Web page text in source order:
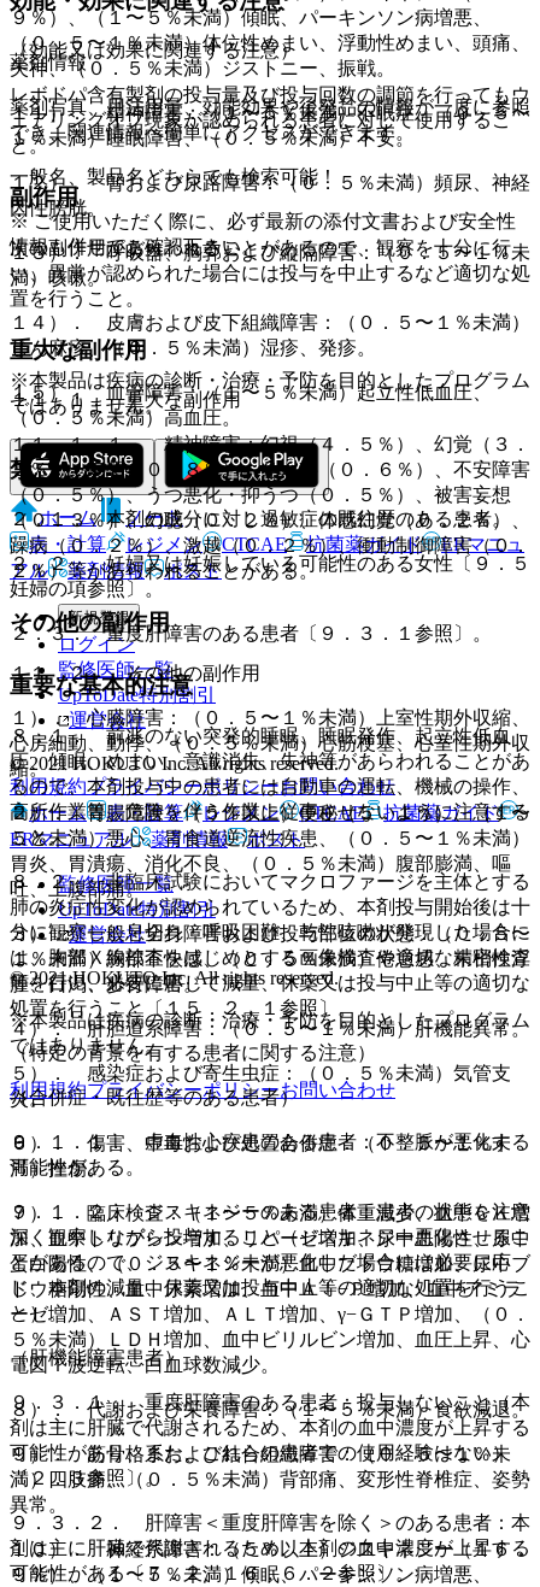
９％）、（１〜５％未満）傾眠、パーキンソン病増悪、
（０．５〜１％未満）体位性めまい、浮動性めまい、頭痛、
失神、（０．５％未満）ジストニー、振戦。
１１）． 精神障害：（１〜５％未満）不眠症、（０．５〜
１％未満）睡眠障害、（０．５％未満）不安。
１２）． 腎および尿路障害：（０．５％未満）頻尿、神経
因性膀胱。
１３）． 呼吸器、胸郭および縦隔障害：（０．５〜１％未
満）咳嗽。
１４）． 皮膚および皮下組織障害：（０．５〜１％未満）
じん麻疹、（０．５％未満）湿疹、発疹。
１５）． 血管障害：（１〜５％未満）起立性低血圧、
（０．５％未満）高血圧。
禁忌
２．１． 本剤の成分に対し過敏症の既往歴のある患者。
２．２． 妊婦又は妊娠している可能性のある女性〔９．５
妊婦の項参照〕。
２．３． 重度肝障害のある患者〔９．３．１参照〕。
重要な基本的注意
８．１． 前兆のない突発的睡眠、睡眠発作、起立性低血
圧、傾眠、めまい、意識消失、失神等があらわれることがあ
るので、本剤投与中の患者には自動車の運転、機械の操作、
高所作業等、危険を伴う作業に従事させないように注意する
こと。
８．２． 非臨床試験においてマクロファージを主体とする
肺の炎症性変化が認められているため、本剤投与開始後は十
分に観察し、息切れ・呼吸困難、乾性咳嗽が発現した場合に
は、胸部Ｘ線検査をはじめとする画像検査や適切な精密検査
等を行い、必要に応じて減量、休薬又は投与中止等の適切な
処置を行うこと〔１５．２．１参照〕。
（特定の背景を有する患者に関する注意）
（合併症・既往歴等のある患者）
９．１．１． 虚血性心疾患のある患者：不整脈が悪化する
可能性がある。
９．１．２． ジスキネジーのある患者：患者の状態を注意
深く観察しながら投与すること（ジスキネジー悪化させるこ
とがあるので、ジスキネジーが悪化した場合には必要に応
じ、本剤の減量、休薬又は投与中止等の適切な処置を行うこ
と）。
（肝機能障害患者）
９．３．１． 重度肝障害のある患者：投与しないこと（本
剤は主に肝臓で代謝されるため、本剤の血中濃度が上昇する
可能性があり、また、これらの患者での使用経験はない）
〔２．３参照〕。
９．３．２． 肝障害＜重度肝障害を除く＞のある患者：本
剤は主に肝臓で代謝されるため、本剤の血中濃度が上昇する
可能性がある〔７．２、１６．６．２参照〕。
（効能又は効果に関連する注意）
レボドパ含有製剤の投与量及び投与回数の調節を行ってもウ
ェアリングオフ現象が認められる患者に対して使用するこ
と。
副作用
次の副作用があらわれることがあるので、観察を十分に行
い、異常が認められた場合には投与を中止するなど適切な処
置を行うこと。
重大な副作用
１１．１． 重大な副作用
１１．１．１． 精神障害：幻視（４．５％）、幻覚（３．
２％）、妄想（０．８％）、せん妄（０．６％）、不安障害
（０．５％）、うつ悪化・抑うつ（０．５％）、被害妄想
（０．３％）、幻聴（０．２％）、体感幻覚（０．２％）、
躁病（０．２％）、激越（０．２％）、衝動制御障害（０．
２％）等があらわれることがある。
その他の副作用
１１．２． その他の副作用
１）． 心臓障害：（０．５〜１％未満）上室性期外収縮、
心房細動、動悸、（０．５％未満）心筋梗塞、心室性期外収
縮。
２）． 胃腸障害：（５％以上）便秘（５．１％）、（１〜
５％未満）悪心、胃食道逆流性疾患、（０．５〜１％未満）
胃炎、胃潰瘍、消化不良、（０．５％未満）腹部膨満、嘔
吐、上腹部痛。
３）． 一般・全身障害および投与部位の状態：（０．５〜
１％未満）胸部不快感、（０．５％未満）倦怠感、末梢性浮
腫、口渇、歩行障害。
４）． 肝胆道系障害：（０．５〜１％未満）肝機能異常。
５）． 感染症および寄生虫症：（０．５％未満）気管支
炎。
６）． 傷害、中毒および処置合併症：（０．５〜１％未
満）挫傷。
７）． 臨床検査：（１〜５％未満）体重減少、血中ＣＫ増
加、血中トリプシン増加、リパーゼ増加、尿中血陽性、尿中
蛋白陽性、（０．５〜１％未満）血中ブドウ糖増加、尿中ブ
ドウ糖陽性、血中尿素増加、血中Ａｌ−Ｐ増加、血中アミラ
ーゼ増加、ＡＳＴ増加、ＡＬＴ増加、γ−ＧＴＰ増加、（０．
５％未満）ＬＤＨ増加、血中ビリルビン増加、血圧上昇、心
電図Ｔ波逆転、白血球数減少。
８）． 代謝および栄養障害：（１〜５％未満）食欲減退。
９）． 筋骨格系および結合組織障害：（０．５〜１％未
満）四肢痛、（０．５％未満）背部痛、変形性脊椎症、姿勢
異常。
１０）． 神経系障害：（５％以上）ジスキネジー（１６．
９％）、（１〜５％未満）傾眠、パーキンソン病増悪、
薬剤情報
薬剤写真、用法用量、効能効果や後発品の情報が一度に参照
でき、関連情報へ簡単にアクセスができます。
一般名、製品名どちらでも検索可能！
※ ご使用いただく際に、必ず最新の添付文書および安全性
情報も併せてご確認下さい。
※本製品は疾病の診断・治療・予防を目的としたプログラム
ではありません。
ホーム
ノート
表・計算
レジメン CTCAE 抗菌薬ガイド
ERマニュ
アル
薬剤情報 ポスト
新規登録
ログイン
監修医師一覧
UpToDate特別割引
運営会社
© 2021 HOKUTO Inc. All rights reserved.
利用規約プライバシーポリシーお問い合わせ
ホーム
表・計算 レジメン CTCAE
抗菌薬ガイド
ERマニュアル
薬剤情報 ポスト
監修医師一覧
UpToDate特別割引
運営会社
© 2021 HOKUTO Inc. All rights reserved.
※本製品は疾病の診断・治療・予防を目的としたプログラム
ではありません。
利用規約プライバシーポリシーお問い合わせ